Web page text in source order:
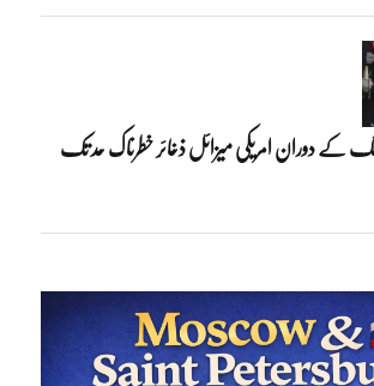
کے دوران امریکی میزائل ذخائر خطرناک حد تک